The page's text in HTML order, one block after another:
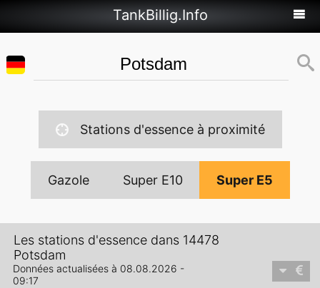
TankBillig.Info
Stations d'essence à proximité
Gazole Super E10 Super E5
Les stations d'essence dans 14478
Potsdam
Données actualisées à 08.08.2026 -
09:17